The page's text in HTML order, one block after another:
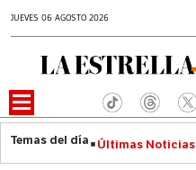
JUEVES 06 AGOSTO 2026
Últimas Noticias